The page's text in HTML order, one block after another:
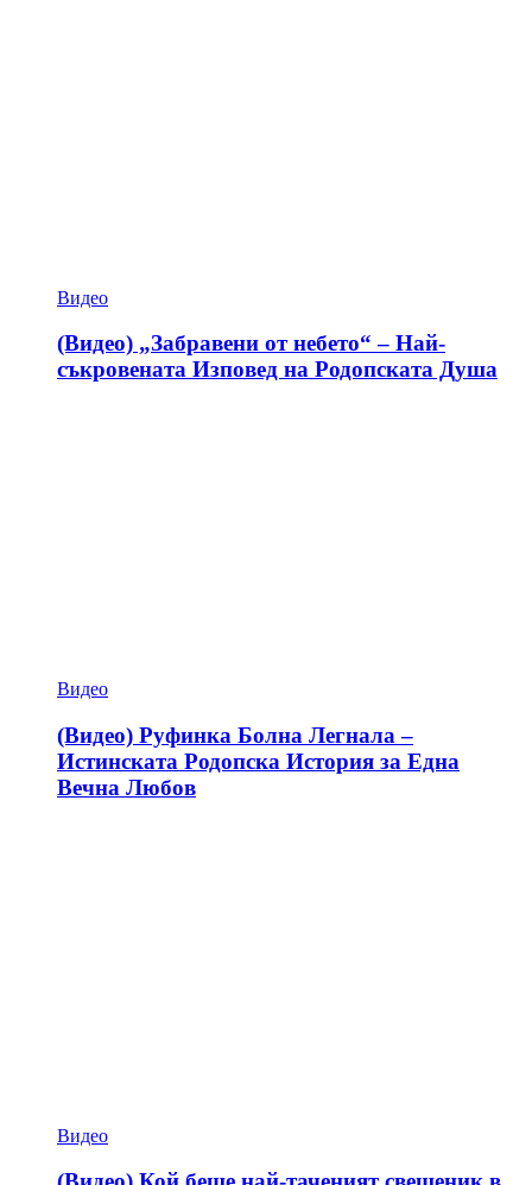
Видео
(Видео) „Забравени от небето“ – Най-
съкровената Изповед на Родопската Душа
Видео
(Видео) Руфинка Болна Легнала –
Истинската Родопска История за Една
Вечна Любов
Видео